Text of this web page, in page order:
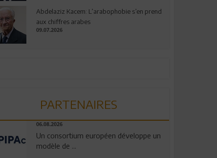
Abdelaziz Kacem: L’arabophobie s’en prend
aux chiffres arabes
09.07.2026
PARTENAIRES
06.08.2026
Un consortium européen développe un
modèle de ...